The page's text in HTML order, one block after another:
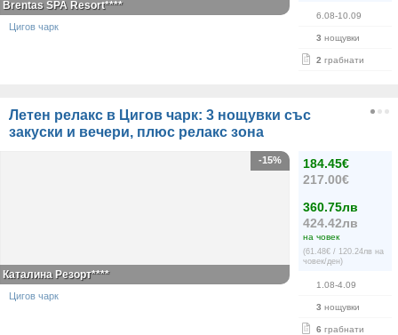
6.08-10.09
3 нощувки
2 грабнати
Brentas SPA Resort****
Цигов чарк
Летен релакс в Цигов чарк: 3 нощувки със
закуски и вечери, плюс релакс зона
184.45€
217.00€
360.75лв
424.42лв
на човек
(61.48€ / 120.24лв на
човек/ден)
1.08-4.09
3 нощувки
6 грабнати
-15%
Каталина Резорт****
Цигов чарк